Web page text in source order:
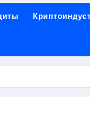
шнура разных
онлайн
до